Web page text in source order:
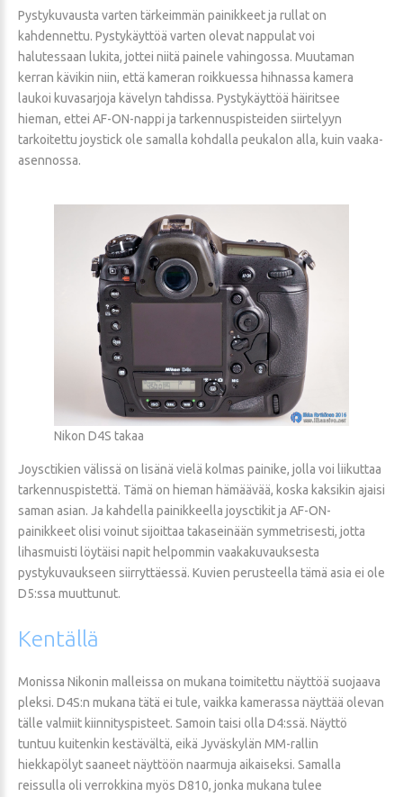
Pystykuvausta varten tärkeimmän painikkeet ja rullat on
kahdennettu. Pystykäyttöä varten olevat nappulat voi
halutessaan lukita, jottei niitä painele vahingossa. Muutaman
kerran kävikin niin, että kameran roikkuessa hihnassa kamera
laukoi kuvasarjoja kävelyn tahdissa. Pystykäyttöä häiritsee
hieman, ettei AF-ON-nappi ja tarkennuspisteiden siirtelyyn
tarkoitettu joystick ole samalla kohdalla peukalon alla, kuin vaaka-
asennossa.
Nikon D4S takaa
Joysctikien välissä on lisänä vielä kolmas painike, jolla voi liikuttaa
tarkennuspistettä. Tämä on hieman hämäävää, koska kaksikin ajaisi
saman asian. Ja kahdella painikkeella joysctikit ja AF-ON-
painikkeet olisi voinut sijoittaa takaseinään symmetrisesti, jotta
lihasmuisti löytäisi napit helpommin vaakakuvauksesta
pystykuvaukseen siirryttäessä. Kuvien perusteella tämä asia ei ole
D5:ssa muuttunut.
Kentällä
Monissa Nikonin malleissa on mukana toimitettu näyttöä suojaava
pleksi. D4S:n mukana tätä ei tule, vaikka kamerassa näyttää olevan
tälle valmiit kiinnityspisteet. Samoin taisi olla D4:ssä. Näyttö
tuntuu kuitenkin kestävältä, eikä Jyväskylän MM-rallin
hiekkapölyt saaneet näyttöön naarmuja aikaiseksi. Samalla
reissulla oli verrokkina myös D810, jonka mukana tulee